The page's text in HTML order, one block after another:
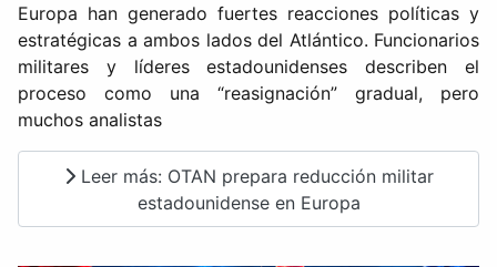
Europa han generado fuertes reacciones políticas y
estratégicas a ambos lados del Atlántico. Funcionarios
militares y líderes estadounidenses describen el
proceso como una “reasignación” gradual, pero
muchos analistas
Leer más: OTAN prepara reducción militar
estadounidense en Europa